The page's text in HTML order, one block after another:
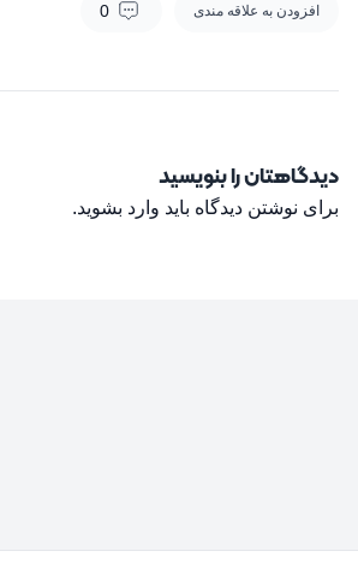
افزودن به علاقه مندی 0
دیدگاهتان را بنویسید
برای نوشتن دیدگاه باید وارد بشوید.